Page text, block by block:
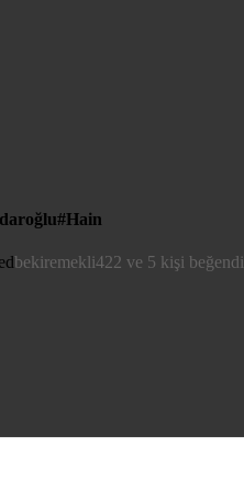
Hain
bekiremekli422 ve 5 kişi beğendi